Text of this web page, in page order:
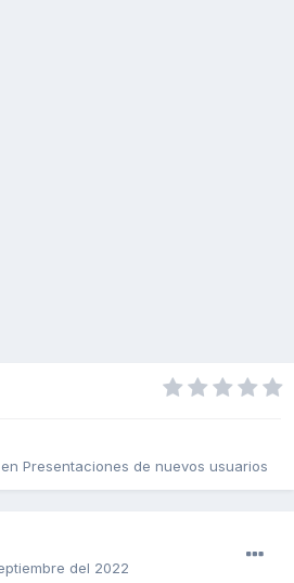
en Presentaciones de nuevos usuarios
del 2022